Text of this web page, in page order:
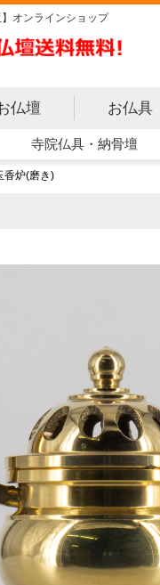
オンラインショップ
仏壇 お仏具
寺院仏具・納骨壇
香炉(磨き)